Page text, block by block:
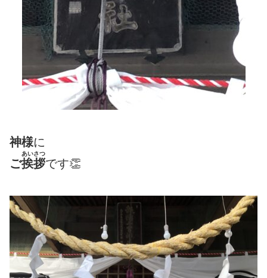
神様に
ご挨拶
あいさつ
です👏